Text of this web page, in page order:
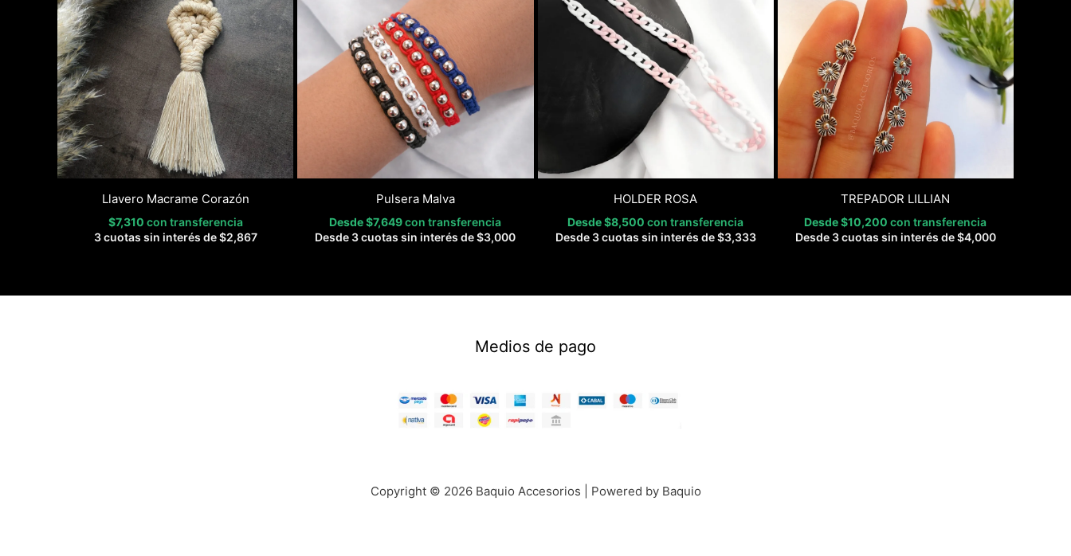
Llavero Macrame Corazón
$7,310 con transferencia
3 cuotas sin interés de$2,867
Pulsera Malva
Desde$7,649con transferencia
Desde 3 cuotas sin interés de$3,000
HOLDER ROSA
Desde$8,500 con transferencia
Desde 3 cuotas sin interés de$3,333
TREPADOR LILLIAN
Desde$10,200 con transferencia
Desde 3 cuotas sin interés de$4,000
Medios de pago
Copyright © 2026 Baquio Accesorios | Powered by Baquio